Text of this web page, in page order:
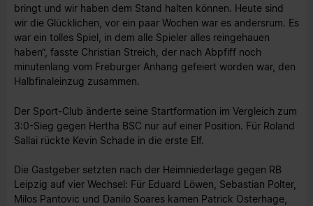
bringt und wir haben dem Stand halten können. Heute sind
wir die Glücklichen, vor ein paar Wochen war es andersrum. Es
war ein tolles Spiel, in dem alle Spieler alles reingehauen
haben“, fasste Christian Streich, der nach Abpfiff noch
minutenlang vom Freburger Anhang gefeiert worden war, den
Halbfinaleinzug zusammen.
Der Sport-Club änderte seine Startformation im Vergleich zum
3:0-Sieg gegen Hertha BSC nur auf einer Position. Für Roland
Sallai rückte Kevin Schade in die erste Elf.
Die Gastgeber setzten nach der Heimniederlage gegen RB
Leipzig auf vier Wechsel: Für Eduard Löwen, Sebastian Polter,
Milos Pantovic und Danilo Soares kamen Patrick Osterhage,